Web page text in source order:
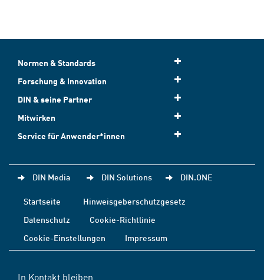
Normen & Standards
Forschung & Innovation
DIN & seine Partner
Mitwirken
Service für Anwender*innen
DIN Media DIN Solutions DIN.ONE
Startseite
Hinweisgeberschutzgesetz
Datenschutz
Cookie-Richtlinie
Cookie-Einstellungen
Impressum
In Kontakt bleiben